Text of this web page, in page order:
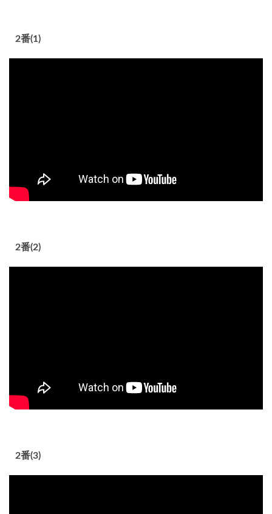
2番(1)
2番(2)
2番(3)